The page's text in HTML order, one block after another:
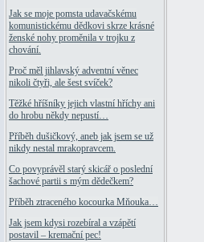
Jak se moje pomsta udavačskému
komunistickému dědkovi skrze krásné
ženské nohy proměnila v trojku z
chování.
Proč měl jihlavský adventní věnec
nikoli čtyři, ale šest svíček?
Těžké hříšníky jejich vlastní hříchy ani
do hrobu někdy nepustí…
Příběh dušičkový, aneb jak jsem se už
nikdy nestal mrakopravcem.
Co povyprávěl starý skicář o poslední
šachové partii s mým dědečkem?
Příběh ztraceného kocourka Mňouka…
Jak jsem kdysi rozebíral a vzápětí
postavil – kremační pec!